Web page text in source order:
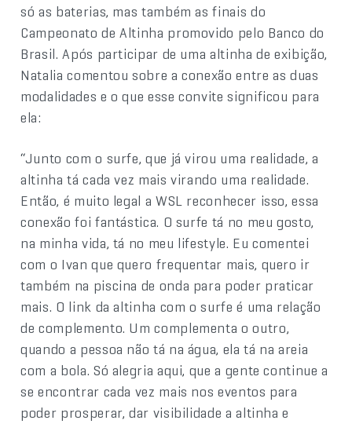
só as baterias, mas também as finais do
Campeonato de Altinha promovido pelo Banco do
Brasil. Após participar de uma altinha de exibição,
Natalia comentou sobre a conexão entre as duas
modalidades e o que esse convite significou para
ela:
“Junto com o surfe, que já virou uma realidade, a
altinha tá cada vez mais virando uma realidade.
Então, é muito legal a WSL reconhecer isso, essa
conexão foi fantástica. O surfe tá no meu gosto,
na minha vida, tá no meu lifestyle. Eu comentei
com o Ivan que quero frequentar mais, quero ir
também na piscina de onda para poder praticar
mais. O link da altinha com o surfe é uma relação
de complemento. Um complementa o outro,
quando a pessoa não tá na água, ela tá na areia
com a bola. Só alegria aqui, que a gente continue a
se encontrar cada vez mais nos eventos para
poder prosperar, dar visibilidade a altinha e